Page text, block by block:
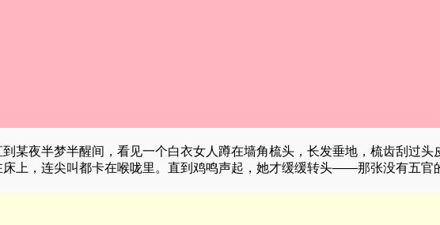
某夜半梦半醒间，看见一个白衣女人蹲在墙角梳头，长发垂地，梳齿刮过头
床上，连尖叫都卡在喉咙里。直到鸡鸣声起，她才缓缓转头——那张没有五官